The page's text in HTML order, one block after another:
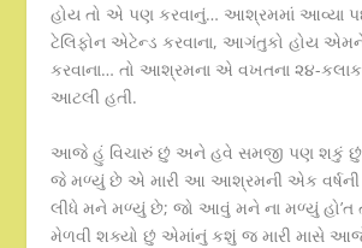
હોય તો એ પણ કરવાનું… આશ્રમમાં આવ્યા
ટેલિફોન એટેન્ડ કરવાના, આગંતુકો હોય
કરવાના… તો આશ્રમના એ વખતના ૨૪-
આટલી હતી.
આજે હું વિચારું છું અને હવે સમજી પણ શકું છું
જે મળ્યું છે એ મારી આ આશ્રમની એક વર્ષની
લીધે મને મળ્યું છે; જો આવું મને ના મળ્યું હો’ત
મેળવી શક્યો છું એમાંનું કશું જ મારી માસે આજે